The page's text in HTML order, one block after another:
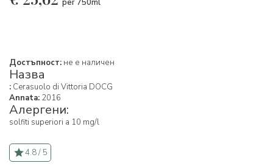
Достъпност: не е наличен
Назва
: Cerasuolo di Vittoria DOCG
Annata: 2016
Алергени:
solfiti superiori a 10 mg/l
4.8 / 5